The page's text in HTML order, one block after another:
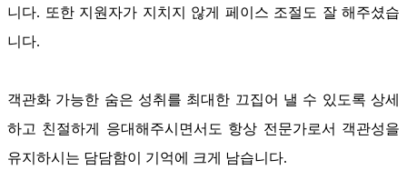
니다. 또한 지원자가 지치지 않게 페이스 조절도 잘 해주셨습
니다.
객관화 가능한 숨은 성취를 최대한 끄집어 낼 수 있도록 상세
하고 친절하게 응대해주시면서도 항상 전문가로서 객관성을
유지하시는 담담함이 기억에 크게 남습니다.